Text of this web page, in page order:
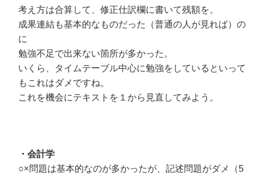
考え方は合算して、修正仕訳欄に書いて残額を。
成果連結も基本的なものだった（普通の人が見れば）の
に
勉強不足で出来ない箇所が多かった。
いくら、タイムテーブル中心に勉強をしているといって
もこれはダメですね。
これを機会にテキストを１から見直してみよう。
・会計学
○×問題は基本的なのが多かったが、記述問題がダメ（5